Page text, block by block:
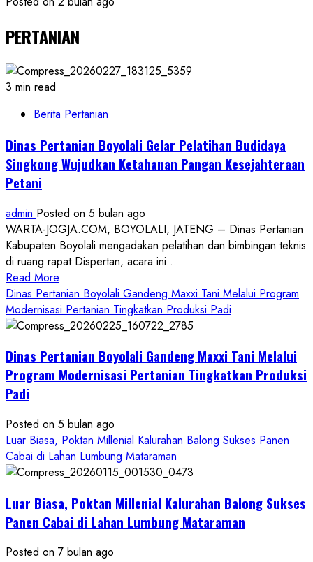
PERTANIAN
3 min read
Berita Pertanian
Dinas Pertanian Boyolali Gelar Pelatihan Budidaya
Singkong Wujudkan Ketahanan Pangan Kesejahteraan
Petani
admin Posted on 5 bulan ago
WARTA-JOGJA.COM, BOYOLALI, JATENG – Dinas Pertanian
Kabupaten Boyolali mengadakan pelatihan dan bimbingan teknis
di ruang rapat Dispertan, acara ini...
Read More
more
about
Dinas
Boyolali
Gelar
Singkong
Wujudkan
Ketahanan
Pangan
Petani
Dinas Pertanian Boyolali Gandeng Maxxi Tani Melalui Program
Modernisasi Pertanian Tingkatkan Produksi Padi
Dinas Pertanian Boyolali Gandeng Maxxi Tani Melalui
Program Modernisasi Pertanian Tingkatkan Produksi
Padi
Posted on 5 bulan ago
Luar Biasa, Poktan Millenial Kalurahan Balong Sukses Panen
Cabai di Lahan Lumbung Mataraman
Luar Biasa, Poktan Millenial Kalurahan Balong Sukses
Panen Cabai di Lahan Lumbung Mataraman
Posted on 7 bulan ago